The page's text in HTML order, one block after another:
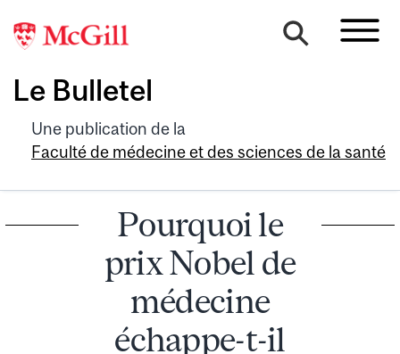
Le Bulletel
Une publication de la
Faculté de médecine et des sciences de la santé
Pourquoi le
prix Nobel de
médecine
échappe-t-il